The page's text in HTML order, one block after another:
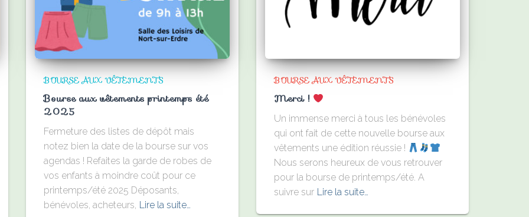
BOURSE AUX VÊTEMENTS
Bourse aux vêtements printemps été
2025
Fermeture des listes de dépôt mais
notez bien la date de la bourse sur vos
agendas ! Refaites la garde de robes de
vos enfants à moindre coût pour ce
printemps/été 2025 Déposants,
bénévoles, acheteurs, Lire la suite…
BOURSE AUX VÊTEMENTS
Merci !
Un immense merci à tous les bénévoles
qui ont fait de cette nouvelle bourse aux
vêtements une édition réussie !
Nous serons heureux de vous retrouver
pour la bourse de printemps/été. A
suivre sur Lire la suite…